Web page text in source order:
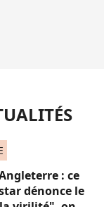
: ce
dénonce le